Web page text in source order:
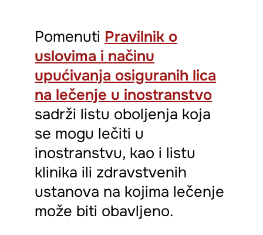
Pomenuti Pravilnik o
uslovima i načinu
upućivanja osiguranih lica
na lečenje u inostranstvo
sadrži listu oboljenja koja
se mogu lečiti u
inostranstvu, kao i listu
klinika ili zdravstvenih
ustanova na kojima lečenje
može biti obavljeno.